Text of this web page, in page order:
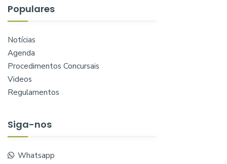
Populares
Notícias
Agenda
Procedimentos Concursais
Videos
Regulamentos
Siga-nos
Whatsapp